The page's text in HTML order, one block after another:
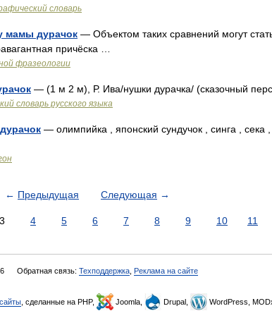
словарь
мамы дурачок — Объектом таких сравнений могут
причёска …
фразеологии
— (1 м 2 м), Р. Ива/нушки дурачка/ (сказочный
словарь русского языка
— олимпийка , японский сундучок , синга , сека
← Предыдущая Следующая →
3 4 5 6 7 8 9 10 11
Обратная связь: Техподдержка Реклама на сайте
, сделанные на PHP, Joomla, Drupal, WordPress,